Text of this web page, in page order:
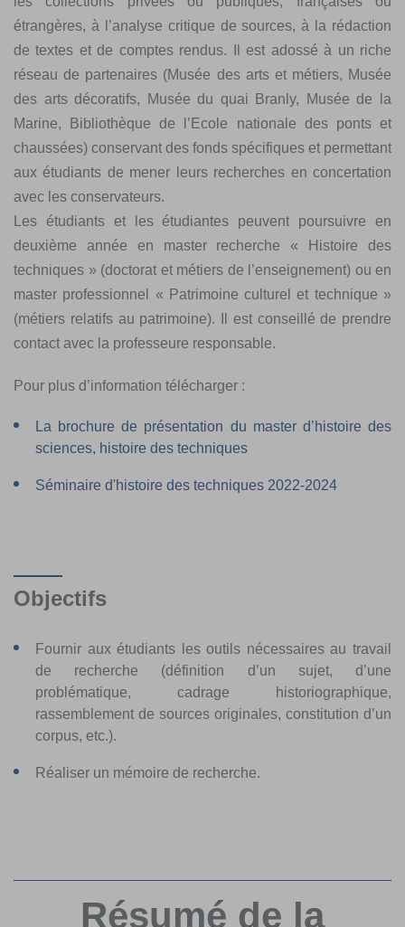
étrangères, à l’analyse critique de sources, à la rédaction
de textes et de comptes rendus. Il est adossé à un riche
réseau de partenaires (Musée des arts et métiers, Musée
des arts décoratifs, Musée du quai Branly, Musée de la
Marine, Bibliothèque de l’Ecole nationale des ponts et
chaussées) conservant des fonds spécifiques et permettant
aux étudiants de mener leurs recherches en concertation
avec les conservateurs.
Les étudiants et les étudiantes peuvent poursuivre en
deuxième année en master recherche « Histoire des
techniques » (doctorat et métiers de l’enseignement) ou en
master professionnel « Patrimoine culturel et technique »
(métiers relatifs au patrimoine). Il est conseillé de prendre
contact avec la professeure responsable.
Pour plus d’information télécharger :
La brochure de présentation du master d’histoire des
sciences, histoire des techniques
Séminaire d'histoire des techniques 2022-2024
Objectifs
Fournir aux étudiants les outils nécessaires au travail
de recherche (définition d’un sujet, d’une
problématique, cadrage historiographique,
rassemblement de sources originales, constitution d’un
corpus, etc.).
Réaliser un mémoire de recherche.
Résumé de la